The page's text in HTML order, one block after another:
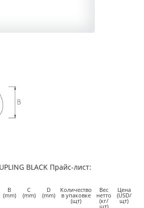
BLACK Прайс-лист:
B
(mm)
C
(mm)
D
(mm)
Количество
в упаковке
(щт)
Вес
нетто
(кг/
щт)
Цена
(USD/
щт)